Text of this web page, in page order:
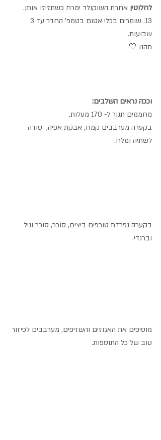
לחלוטין אחרת השוקולד ימרח כשתזיזו אותן.
שבועות.
תהנו 🤍
וככה נראים השלבים:
מחממים תנור ל- 170 מעלות.
בקערה מערבבים קמח, אבקת אפיה,  סודה
לשתיה ומלח.
בקערה נפרדת טורפים ביצים, סוכר, סוכר וניל
וברנדי.
מוסיפים את האגוזים והשזיפים, מערבבים לפיזור
טוב של כל התוספות.